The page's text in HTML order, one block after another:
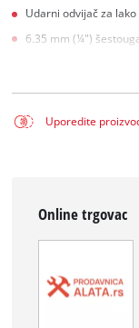
Udarni odvijač za
6.35 mm (¼")
Uporedite
Online trgovac